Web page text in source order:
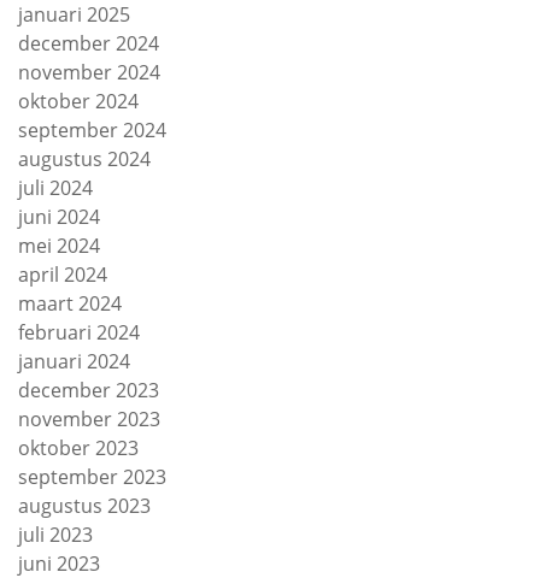
januari 2025
december 2024
november 2024
oktober 2024
september 2024
augustus 2024
juli 2024
juni 2024
mei 2024
april 2024
maart 2024
februari 2024
januari 2024
december 2023
november 2023
oktober 2023
september 2023
augustus 2023
juli 2023
juni 2023